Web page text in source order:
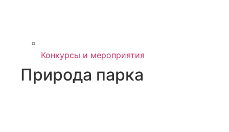
Конкурсы и мероприятия
Природа парка